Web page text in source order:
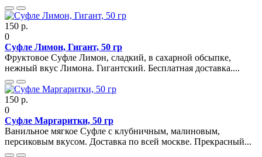
150 р.
0
Суфле Лимон, Гигант, 50 гр
Фруктовое Суфле Лимон, сладкий, в сахарной обсыпке,
нежный вкус Лимона. Гигантский. Бесплатная доставка....
150 р.
0
Суфле Маргаритки, 50 гр
Ванильное мягкое Суфле с клубничным, малиновым,
персиковым вкусом. Доставка по всей москве. Прекрасный...